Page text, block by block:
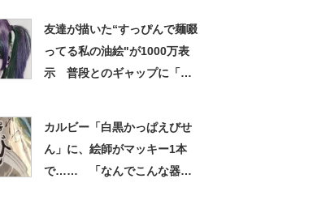
友達が描いた“すっぴんで麺啜
ってる私の油絵"が1000万表
示 普段とのギャップに「全
カルビー「白黒かっぱえびせ
ん」に、絵師がマッキー1本
で…… 「なんでこんな器用